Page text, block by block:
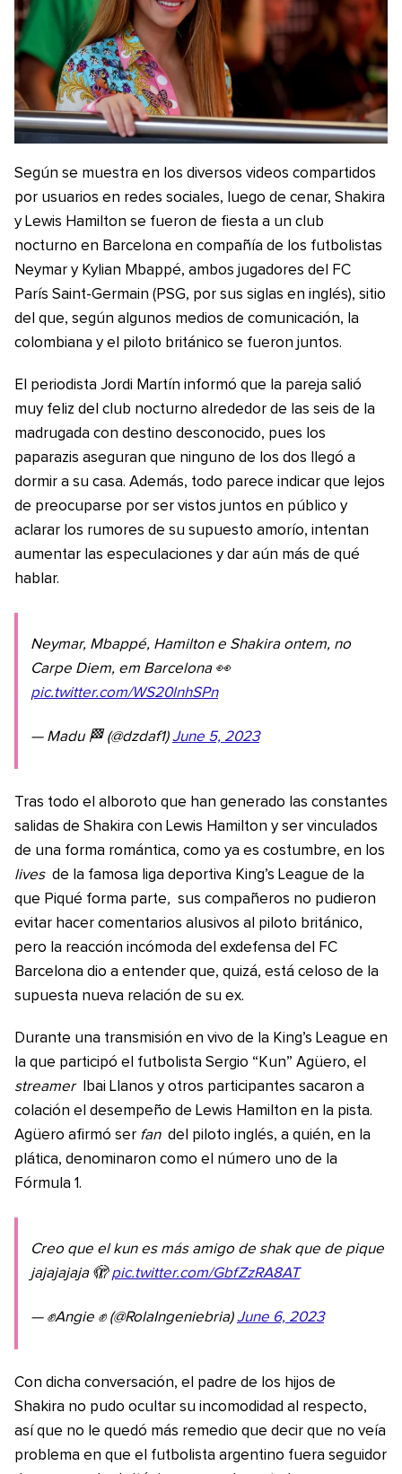
Según se muestra en los diversos videos compartidos
por usuarios en redes sociales, luego de cenar, Shakira
y Lewis Hamilton se fueron de fiesta a un club
nocturno en Barcelona en compañía de los futbolistas
Neymar y Kylian Mbappé, ambos jugadores del FC
París Saint-Germain (PSG, por sus siglas en inglés), sitio
del que, según algunos medios de comunicación, la
colombiana y el piloto británico se fueron juntos.
El periodista Jordi Martín informó que la pareja salió
muy feliz del club nocturno alrededor de las seis de la
madrugada con destino desconocido, pues los
paparazis aseguran que ninguno de los dos llegó a
dormir a su casa. Además, todo parece indicar que lejos
de preocuparse por ser vistos juntos en público y
aclarar los rumores de su supuesto amorío, intentan
aumentar las especulaciones y dar aún más de qué
hablar.
Neymar, Mbappé, Hamilton e Shakira ontem, no
Carpe Diem, em Barcelona 👀
pic.twitter.com/WS20lnhSPn
— Madu 🏁 (@dzdaf1)June 5, 2023
Tras todo el alboroto que han generado las constantes
salidas de Shakira con Lewis Hamilton y ser vinculados
de una forma romántica, como ya es costumbre, en los
lives de la famosa liga deportiva King’s League de la
que Piqué forma parte, sus compañeros no pudieron
evitar hacer comentarios alusivos al piloto británico,
pero la reacción incómoda del exdefensa del FC
Barcelona dio a entender que, quizá, está celoso de la
supuesta nueva relación de su ex.
Durante una transmisión en vivo de la King’s League en
la que participó el futbolista Sergio “Kun” Agüero, el
streamer
Ibai Llanos y otros participantes sacaron a
colación el desempeño de Lewis Hamilton en la pista.
Agüero afirmó ser fan del piloto inglés, a quién, en la
plática, denominaron como el número uno de la
Fórmula 1.
Creo que el kun es más amigo de shak que de pique
jajajajaja 🫣pic.twitter.com/GbfZzRA8AT
— ✊Angie ✊ (@RolaIngeniebria)June 6, 2023
Con dicha conversación, el padre de los hijos de
Shakira no pudo ocultar su incomodidad al respecto,
así que no le quedó más remedio que decir que no veía
problema en que el futbolista argentino fuera seguidor